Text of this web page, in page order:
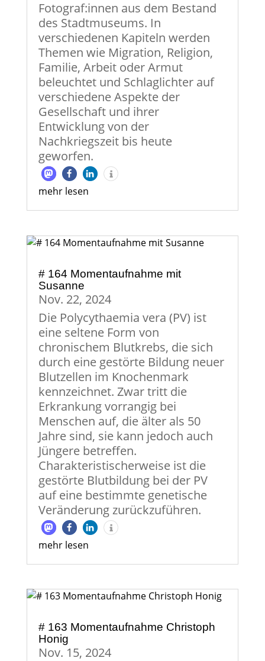
Fotograf:innen aus dem Bestand
des Stadtmuseums. In
verschiedenen Kapiteln werden
Themen wie Migration, Religion,
Familie, Arbeit oder Armut
beleuchtet und Schlaglichter auf
verschiedene Aspekte der
Gesellschaft und ihrer
Entwicklung von der
Nachkriegszeit bis heute
geworfen.
mehr lesen
# 164 Momentaufnahme mit
Susanne
Nov. 22, 2024
Die Polycythaemia vera (PV) ist
eine seltene Form von
chronischem Blutkrebs, die sich
durch eine gestörte Bildung neuer
Blutzellen im Knochenmark
kennzeichnet. Zwar tritt die
Erkrankung vorrangig bei
Menschen auf, die älter als 50
Jahre sind, sie kann jedoch auch
Jüngere betreffen.
Charakteristischerweise ist die
gestörte Blutbildung bei der PV
auf eine bestimmte genetische
Veränderung zurückzuführen.
mehr lesen
# 163 Momentaufnahme Christoph
Honig
Nov. 15, 2024